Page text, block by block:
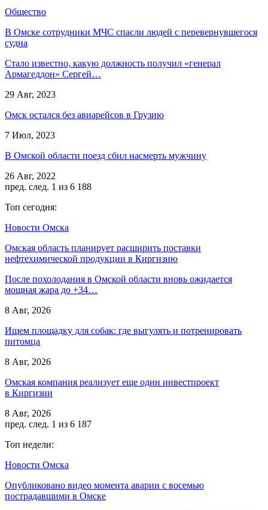
Общество
В Омске сотрудники МЧС спасли людей с перевернувшегося
судна
Стало известно, какую должность получил «генерал
Армагеддон» Сергей…
29 Авг, 2023
Омск остался без авиарейсов в Грузию
7 Июл, 2023
В Омской области поезд сбил насмерть мужчину
26 Авг, 2022
пред. след. 1 из 6 188
Топ сегодня:
Новости Омска
Омская область планирует расширить поставки
нефтехимической продукции в Киргизию
После похолодания в Омской области вновь ожидается
мощная жара до +34…
8 Авг, 2026
Ищем площадку для собак: где выгулять и потренировать
питомца
8 Авг, 2026
Омская компания реализует еще один инвестпроект
в Киргизии
8 Авг, 2026
пред. след. 1 из 6 187
Топ недели:
Новости Омска
Опубликовано видео момента аварии с восемью
пострадавшими в Омске